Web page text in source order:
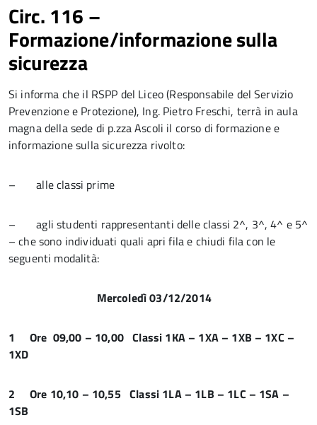
Circ. 116 –
Formazione/informazione sulla
sicurezza
Si informa che il RSPP del Liceo (Responsabile del Servizio
Prevenzione e Protezione), Ing. Pietro Freschi, terrà in aula
magna della sede di p.zza Ascoli il corso di formazione e
informazione sulla sicurezza rivolto:
– alle classi prime
– agli studenti rappresentanti delle classi 2^, 3^, 4^ e 5^
– che sono individuati quali apri fila e chiudi fila con le
seguenti modalità:
Mercoledì 03/12/2014
1 Ore 09,00 – 10,00 Classi 1KA – 1XA – 1XB – 1XC –
1XD
2 Ore 10,10 – 10,55 Classi 1LA – 1LB – 1LC – 1SA –
1SB